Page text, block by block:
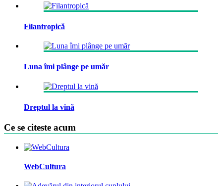
Filantropică
Luna îmi plânge pe umăr
Dreptul la vină
Ce se citeste acum
WebCultura